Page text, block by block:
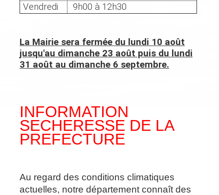
Vendredi
9h00 à 12h30
La Mairie sera fermée du lundi 10 août
jusqu'au dimanche 23 août puis du lundi
31 août au dimanche 6 septembre.
INFORMATION
SECHERESSE DE LA
PREFECTURE
Au regard des conditions climatiques
actuelles, notre département connaît des